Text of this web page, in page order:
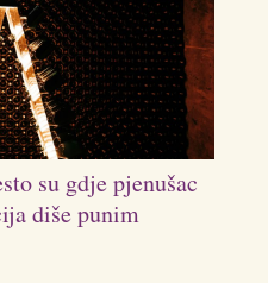
su gdje pjenušac
diše punim